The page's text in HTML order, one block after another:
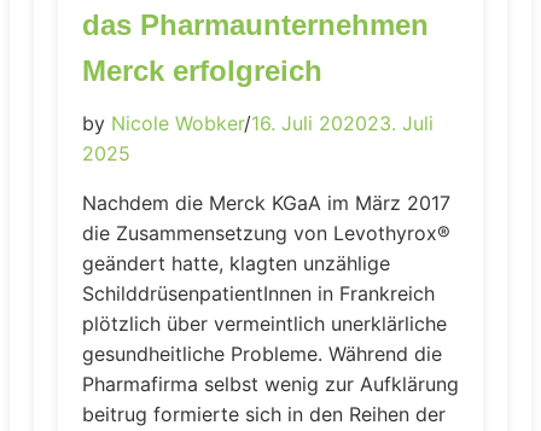
das Pharmaunternehmen
Merck erfolgreich
by Nicole Wobker/16. Juli 202023. Juli
2025
Nachdem die Merck KGaA im März 2017
die Zusammensetzung von Levothyrox®
geändert hatte, klagten unzählige
SchilddrüsenpatientInnen in Frankreich
plötzlich über vermeintlich unerklärliche
gesundheitliche Probleme. Während die
Pharmafirma selbst wenig zur Aufklärung
beitrug formierte sich in den Reihen der